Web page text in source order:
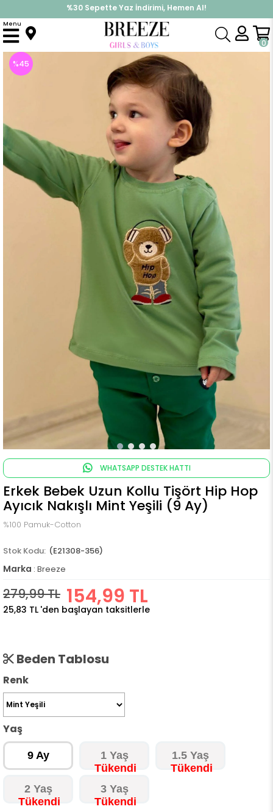
%30 Sepette Yaz İndirimi, Hemen Al!
İndirimlere ek %10 İndirimi Kap, Hemen Üye Ol!
0
Menu
Anasayfa Üst Giyim Uzun Kollu Tişört Erkek Bebek Uzun Kollu Tişört Hip Hop Ayıcık Nakışlı Mint Yeşili (9 Ay)
%45
WHATSAPP DESTEK HATTI
Erkek Bebek Uzun Kollu Tişört Hip Hop
Ayıcık Nakışlı Mint Yeşili (9 Ay)
%100 Pamuk-Cotton
(E21308-356)
Marka : Breeze
279,99 TL 154,99 TL
25,83 TL 'den başlayan taksitlerle
Beden Tablosu
Renk
Yaş
9 Ay 1 Yaş 1.5 Yaş
2 Yaş 3 Yaş